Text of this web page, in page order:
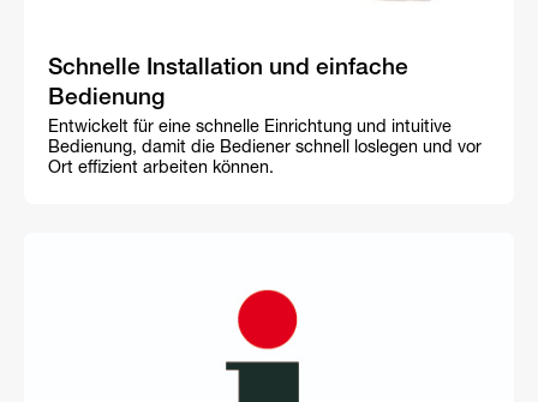
Schnelle Installation und einfache
Bedienung
Entwickelt für eine schnelle Einrichtung und intuitive
Bedienung, damit die Bediener schnell loslegen und vor
Ort effizient arbeiten können.